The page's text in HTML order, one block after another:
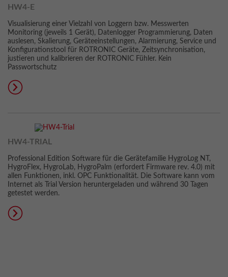
HW4-E
Visualisierung einer Vielzahl von Loggern bzw. Messwerten
Monitoring (jeweils 1 Gerät), Datenlogger Programmierung, Daten
auslesen, Skalierung, Geräteeinstellungen, Alarmierung, Service und
Konfigurationstool für ROTRONIC Geräte, Zeitsynchronisation,
justieren und kalibrieren der ROTRONIC Fühler. Kein
Passwortschutz
HW4-TRIAL
Professional Edition Software für die Gerätefamilie HygroLog NT,
HygroFlex, HygroLab, HygroPalm (erfordert Firmware rev. 4.0) mit
allen Funktionen, inkl. OPC Funktionalität. Die Software kann vom
Internet als Trial Version heruntergeladen und während 30 Tagen
getestet werden.